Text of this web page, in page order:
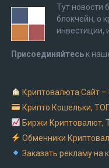
Тут новости
блокчейн, о
инвестиции,
Присоединяйтесь к
Криптовалюта Cайт –
Крипто Кошельки,
Биржи Криптовалют,
Обменники
Заказать рекламу на